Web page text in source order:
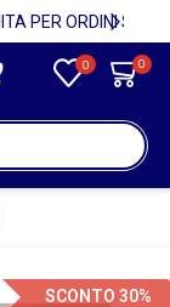
🎁 SPEDIZIONE IN ITALIA GRATUITA PER ORDINI SUPERIORI A 750€ + IVA 🎁
0 0
SCONTO 30%